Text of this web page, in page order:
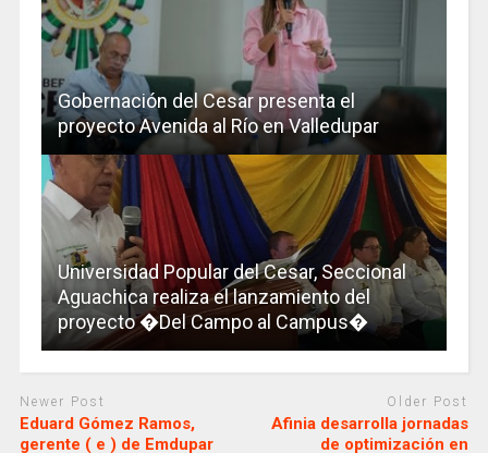
Gobernación del Cesar presenta el
proyecto Avenida al Río en Valledupar
Universidad Popular del Cesar, Seccional
Aguachica realiza el lanzamiento del
proyecto �Del Campo al Campus�
Newer Post
Eduard Gómez Ramos,
gerente ( e ) de Emdupar
Older Post
Afinia desarrolla jornadas
de optimización en